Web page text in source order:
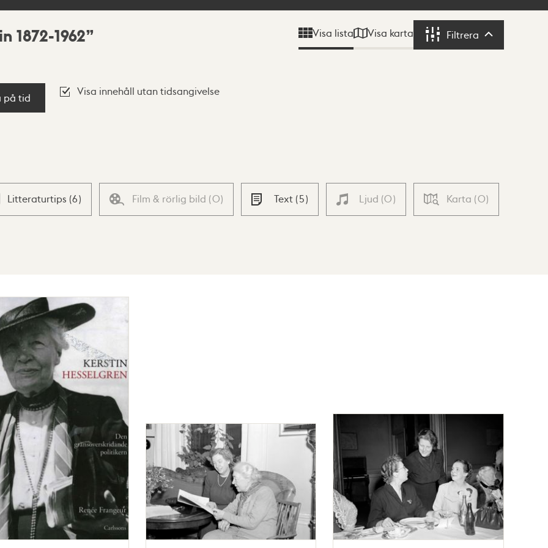
1872-1962 Visa lista Visa karta Filtrera Filtrera
på tid
Visa innehåll utan tidsangivelse
Litteraturtips (6) Film & rörlig bild (0) Text (5) Ljud (0) Karta (0)